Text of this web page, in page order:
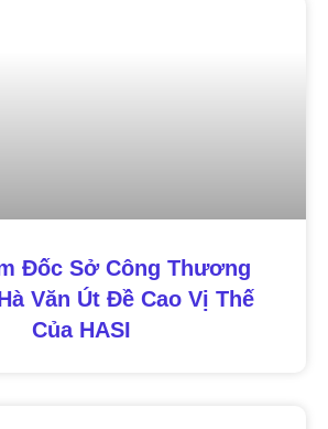
Đốc Sở Công Thương
Văn Út Đề Cao Vị Thế
Của HASI